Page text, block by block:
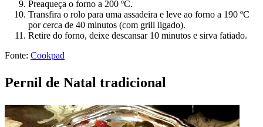
Preaqueça o forno a 200 ºC.
Transfira o rolo para uma assadeira e leve ao forno a 190 ºC
por cerca de 40 minutos (com grill ligado).
Retire do forno, deixe descansar 10 minutos e sirva fatiado.
Fonte: Cookpad
Pernil de Natal tradicional